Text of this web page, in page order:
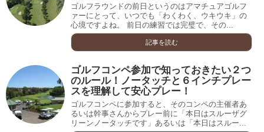
ゴルフラウンドの前日というのはアマチュアゴルフ
ァーにとって、いつでも「わくわく、ウキウキ」の
心境ですよね。 前日の練習では完璧で、その...
記事を読む
ゴルフコンペ参加で知っておきたい２つ
のルール！ノータッチと６インチプレー
スを理解して安心プレー！
ゴルフコンペに参加すると、そのコンペの主催者あ
るいは幹事さんからプレー前に「本日はスルーザグ
リーンノータッチです」あるいは「本日はスルー...